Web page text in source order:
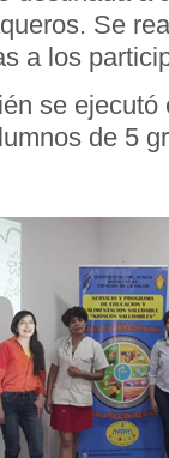
Se
a los
se
de 5